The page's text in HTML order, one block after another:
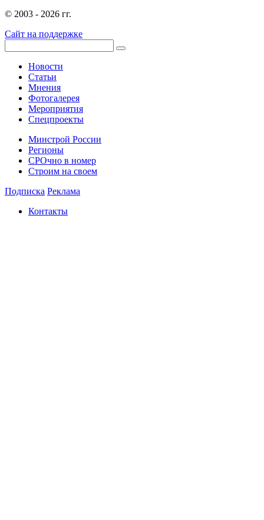
© 2003 - 2026 гг.
Сайт на поддержке
Новости
Статьи
Мнения
Фотогалерея
Мероприятия
Спецпроекты
Минстрой России
Регионы
СРОчно в номер
Строим на своем
Подписка Реклама
Контакты